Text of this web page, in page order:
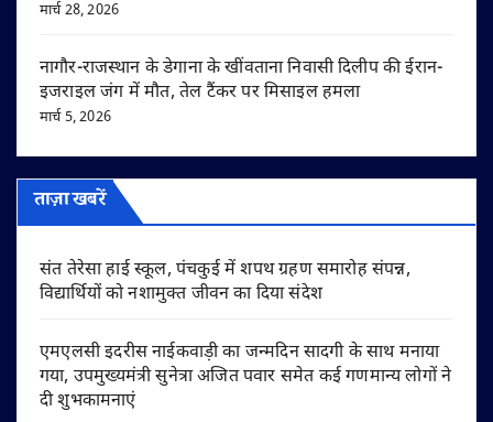
मार्च 28, 2026
नागौर-राजस्थान के डेगाना के खींवताना निवासी दिलीप की ईरान-
इजराइल जंग में मौत, तेल टैंकर पर मिसाइल हमला
मार्च 5, 2026
ताज़ा खबरें
संत तेरेसा हाई स्कूल, पंचकुई में शपथ ग्रहण समारोह संपन्न,
विद्यार्थियों को नशामुक्त जीवन का दिया संदेश
एमएलसी इदरीस नाईकवाड़ी का जन्मदिन सादगी के साथ मनाया
गया, उपमुख्यमंत्री सुनेत्रा अजित पवार समेत कई गणमान्य लोगों ने
दी शुभकामनाएं